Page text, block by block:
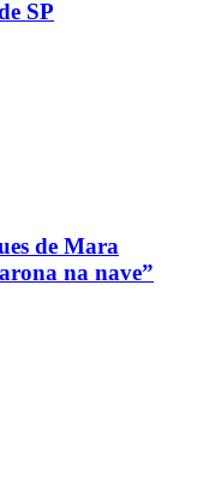
SP
de Mara
na nave”